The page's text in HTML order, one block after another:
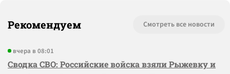
Рекомендуем Смотреть все новости
вчера в 08:01
Сводка СВО: Российские войска взяли Рыжевку и